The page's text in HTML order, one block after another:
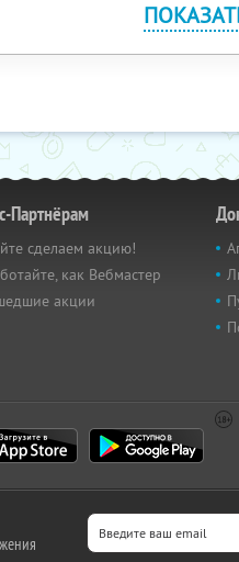
Партнёрам
сделаем акцию!
как Вебмастер
акции